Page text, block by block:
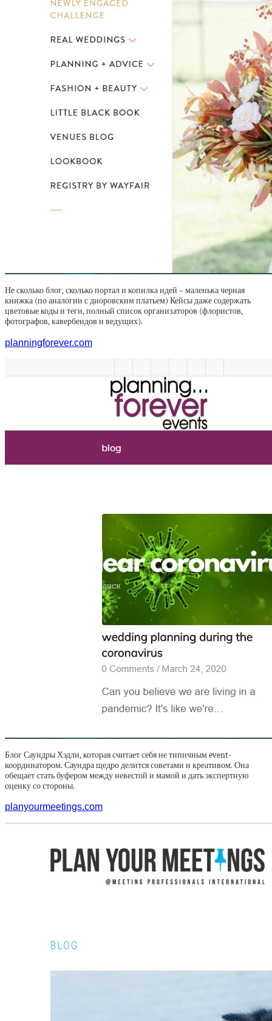
Не сколько блог, сколько портал и копилка идей – маленька черная
книжка (по аналогии с диоровским платьем) Кейсы даже содержать
цветовые коды и теги, полный список организаторов (флористов,
фотографов, кавербендов и ведущих).
planningforever.com
Блог Саундры Хэдли, которая считает себя не типичным event-
координатором. Саундра щедро делится советами и креативом. Она
обещает стать буфером между невестой и мамой и дать экспертную
оценку со стороны.
planyourmeetings.com